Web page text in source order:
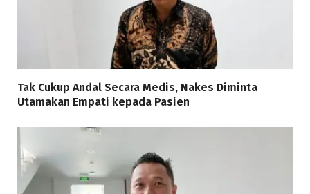
Tak Cukup Andal Secara Medis, Nakes Diminta
Utamakan Empati kepada Pasien